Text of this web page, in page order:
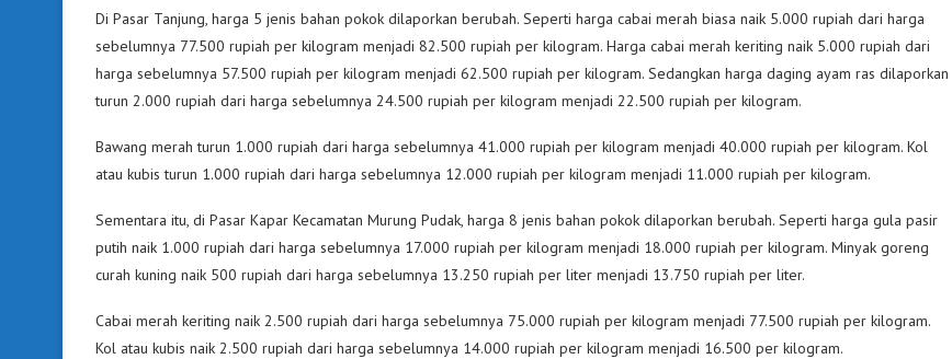
Di Pasar Tanjung, harga 5 jenis bahan pokok dilaporkan berubah. Seperti harga cabai merah biasa naik 5.000 rupiah dari harga
sebelumnya 77.500 rupiah per kilogram menjadi 82.500 rupiah per kilogram. Harga cabai merah keriting naik 5.000 rupiah dari
harga sebelumnya 57.500 rupiah per kilogram menjadi 62.500 rupiah per kilogram. Sedangkan harga daging ayam ras dilaporkan
turun 2.000 rupiah dari harga sebelumnya 24.500 rupiah per kilogram menjadi 22.500 rupiah per kilogram.
Bawang merah turun 1.000 rupiah dari harga sebelumnya 41.000 rupiah per kilogram menjadi 40.000 rupiah per kilogram. Kol
atau kubis turun 1.000 rupiah dari harga sebelumnya 12.000 rupiah per kilogram menjadi 11.000 rupiah per kilogram.
Sementara itu, di Pasar Kapar Kecamatan Murung Pudak, harga 8 jenis bahan pokok dilaporkan berubah. Seperti harga gula pasir
putih naik 1.000 rupiah dari harga sebelumnya 17.000 rupiah per kilogram menjadi 18.000 rupiah per kilogram. Minyak goreng
curah kuning naik 500 rupiah dari harga sebelumnya 13.250 rupiah per liter menjadi 13.750 rupiah per liter.
Cabai merah keriting naik 2.500 rupiah dari harga sebelumnya 75.000 rupiah per kilogram menjadi 77.500 rupiah per kilogram.
Kol atau kubis naik 2.500 rupiah dari harga sebelumnya 14.000 rupiah per kilogram menjadi 16.500 per kilogram.